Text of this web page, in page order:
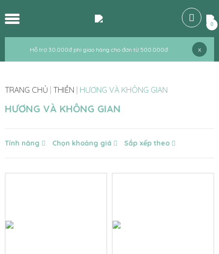
Hỗ trợ 30.000đ phí giao hàng cho đơn từ 500.000đ
Hỗ trợ 30.000đ phí giao hàng cho đơn từ 500.000đ x
0
TRANG CHỦ THIỀN HƯƠNG VÀ KHÔNG GIAN
HƯƠNG VÀ KHÔNG GIAN
Tính năng Chọn khoảng giá Sắp xếp theo